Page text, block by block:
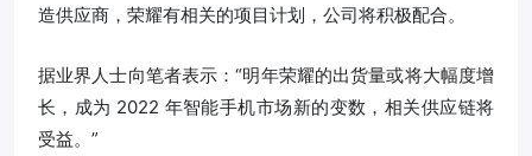
造供应商，荣耀有相关的项目计划，公司将积极配合。
据业界人士向笔者表示：“明年荣耀的出货量或将大幅度增
长，成为 2022 年智能手机市场新的变数，相关供应链将
受益。”